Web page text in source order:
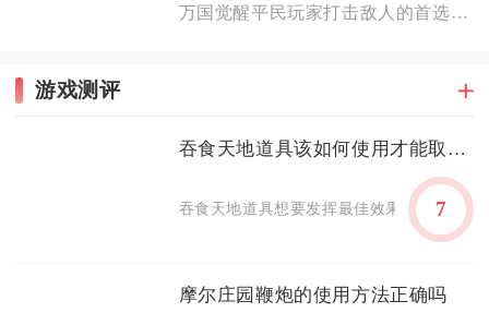
万国觉醒平民玩家打击敌人的首选兵种是步兵，辅以少量骑兵作为机...
游戏测评
吞食天地道具该如何使用才能取得最佳效果
吞食天地道具想要发挥最佳效果，核心在
7
摩尔庄园鞭炮的使用方法正确吗